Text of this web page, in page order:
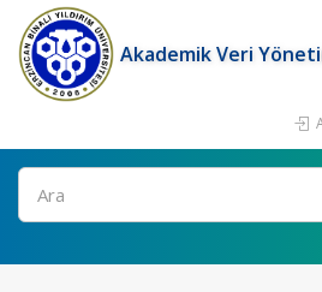
Akademik Veri
Ara